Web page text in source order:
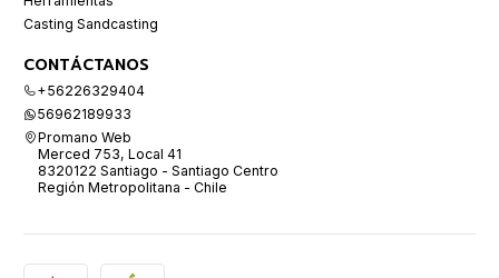
Casting Sandcasting
CONTÁCTANOS
+56226329404
56962189933
Promano Web
Merced 753, Local 41
8320122 Santiago - Santiago Centro
Región Metropolitana - Chile